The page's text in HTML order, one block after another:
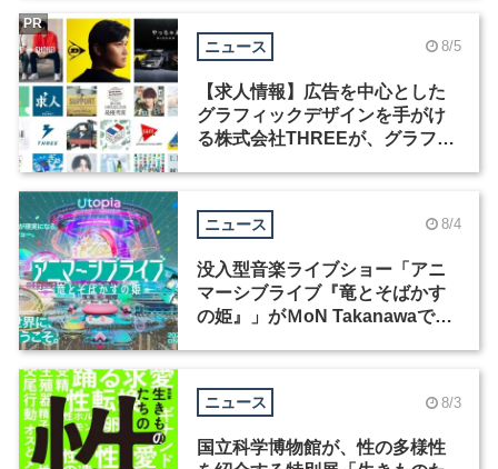
ニュース 8/5
【求人情報】広告を中心とした
グラフィックデザインを手がけ
る株式会社THREEが、グラフィ
PR
ニュース 8/4
没入型音楽ライブショー「アニ
マーシブライブ『竜とそばかす
の姫』」がＭoN Takanawaで開
ニュース 8/3
国立科学博物館が、性の多様性